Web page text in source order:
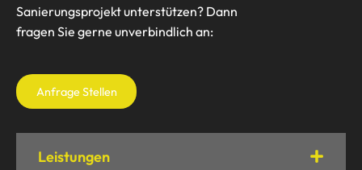
Leistungen
Sanierungsprojekt unterstützen? Dann
fragen Sie gerne unverbindlich an:
Anfrage Stellen